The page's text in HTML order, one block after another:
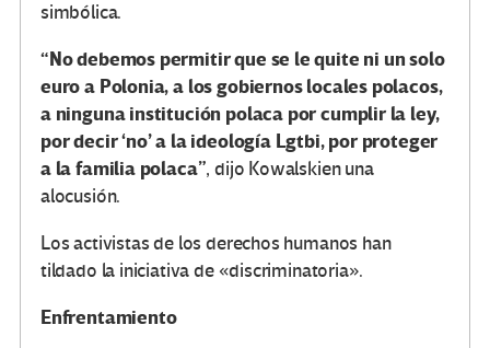
simbólica.
“No debemos permitir que se le quite ni un solo
euro a Polonia, a los gobiernos locales polacos,
a ninguna institución polaca por cumplir la ley,
por decir ‘no’ a la ideología Lgtbi, por proteger
a la familia polaca”, dijo Kowalskien una
alocusión.
Los activistas de los derechos humanos han
tildado la iniciativa de «discriminatoria».
Enfrentamiento